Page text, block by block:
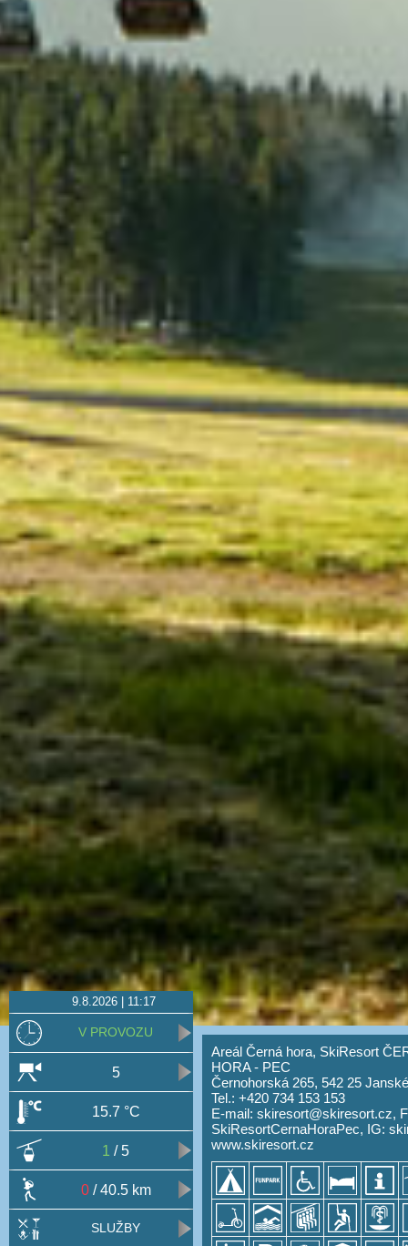
Areál Černá hora, SkiResort
HORA - PEC
Černohorská 265, 542 25
Tel.: +420 734 153 153
E-mail: skiresort@skiresort.cz,
SkiResortCernaHoraPec, IG:
www.skiresort.cz
9.8.2026 | 11:17
V PROVOZU
5
15.7 °C
1 / 5
0/ 40.5 km
SLUŽBY